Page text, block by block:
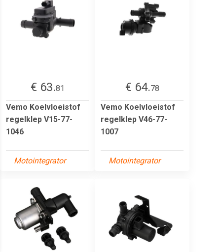
€ 63.81
Vemo Koelvloeistof
regelklep V15-77-
1046
Motointegrator
€ 64.78
Vemo Koelvloeistof
regelklep V46-77-
1007
Motointegrator